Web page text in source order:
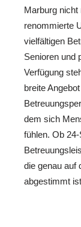
Marburg nicht
renommierte
vielfältigen
Senioren und
Verfügung
breite
dem sich
fühlen. Ob
die genau auf
abgestimmt